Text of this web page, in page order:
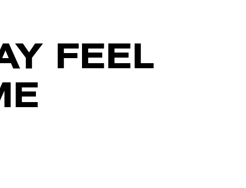
FEEL